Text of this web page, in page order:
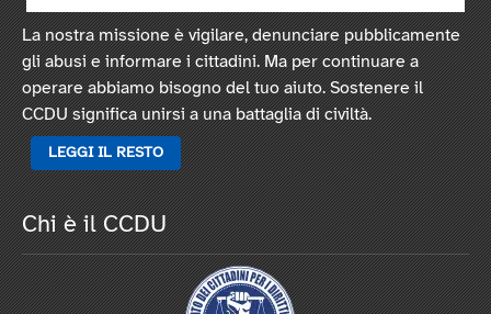
La nostra missione è vigilare, denunciare pubblicamente
gli abusi e informare i cittadini. Ma per continuare a
operare abbiamo bisogno del tuo aiuto. Sostenere il
CCDU significa unirsi a una battaglia di civiltà.
LEGGI IL RESTO
Chi è il CCDU